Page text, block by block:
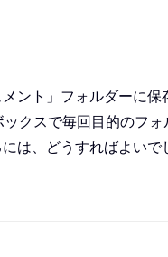
ント」フォルダーに
クスで毎回目的のフ
は、どうすればよいで